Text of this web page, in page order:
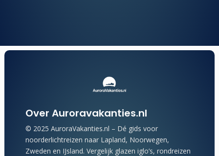
Over Auroravakanties.nl
© 2025 AuroraVakanties.nl – Dé gids voor
noorderlichtreizen naar Lapland, Noorwegen,
Zweden en IJsland. Vergelijk glazen iglo’s, rondreizen